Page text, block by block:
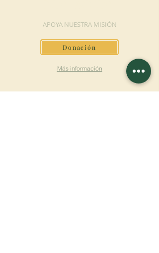
APOYA NUESTRA MISIÓN
Donación
Más información